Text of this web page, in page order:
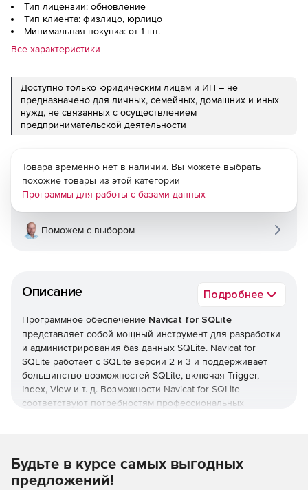
Тип лицензии: обновление
Тип клиента: физлицо, юрлицо
Минимальная покупка: от 1 шт.
Все характеристики
Доступно только юридическим лицам и ИП – не
предназначено для личных, семейных, домашних и иных
нужд, не связанных с осуществлением
предпринимательской деятельности
Описание Подробнее
Программное обеспечение Navicat for SQLite
представляет собой мощный инструмент для разработки
и администрирования баз данных SQLite. Navicat for
SQLite работает с SQLite версии 2 и 3 и поддерживает
большинство возможностей SQLite, включая Trigger,
Index, View и т. д. Возможности Navicat for SQLite
соответствуют потребностям профессиональных
данными SQLite. Продукт Navicat for SQLite доступен в
двух редакциях: Windows и Mac OS X.
Товара временно нет в наличии. Вы можете выбрать
похожие товары из этой категории
Программы для работы с базами данных
Поможем с выбором
Будьте в курсе самых выгодных
предложений!